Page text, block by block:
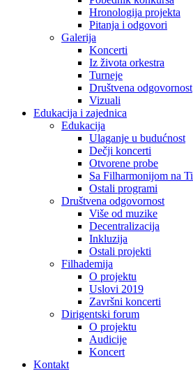
Hronologija projekta
Pitanja i odgovori
Galerija
Koncerti
Iz života orkestra
Turneje
Društvena odgovornost
Vizuali
Edukacija i zajednica
Edukacija
Ulaganje u budućnost
Dečji koncerti
Otvorene probe
Sa Filharmonijom na Ti
Ostali programi
Društvena odgovornost
Više od muzike
Decentralizacija
Inkluzija
Ostali projekti
Filhademija
O projektu
Uslovi 2019
Završni koncerti
Dirigentski forum
O projektu
Audicije
Koncert
Kontakt